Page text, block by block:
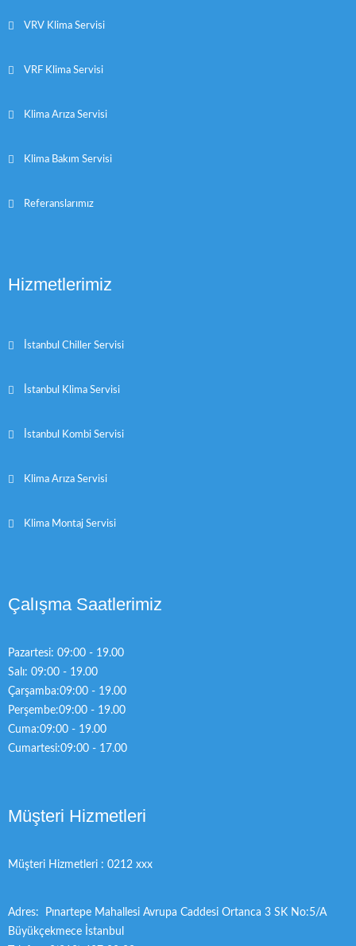
VRV Klima Servisi
VRF Klima Servisi
Klima Arıza Servisi
Klima Bakım Servisi
Referanslarımız
Hizmetlerimiz
İstanbul Chiller Servisi
İstanbul Klima Servisi
İstanbul Kombi Servisi
Klima Arıza Servisi
Klima Montaj Servisi
Çalışma Saatlerimiz
Pazartesi: 09:00 - 19.00
Salı: 09:00 - 19.00
Çarşamba:09:00 - 19.00
Perşembe:09:00 - 19.00
Cuma:09:00 - 19.00
Cumartesi:09:00 - 17.00
Müşteri Hizmetleri
Müşteri Hizmetleri : 0212 xxx
Adres: Pınartepe Mahallesi Avrupa Caddesi Ortanca 3 SK No:5/A
Büyükçekmece İstanbul